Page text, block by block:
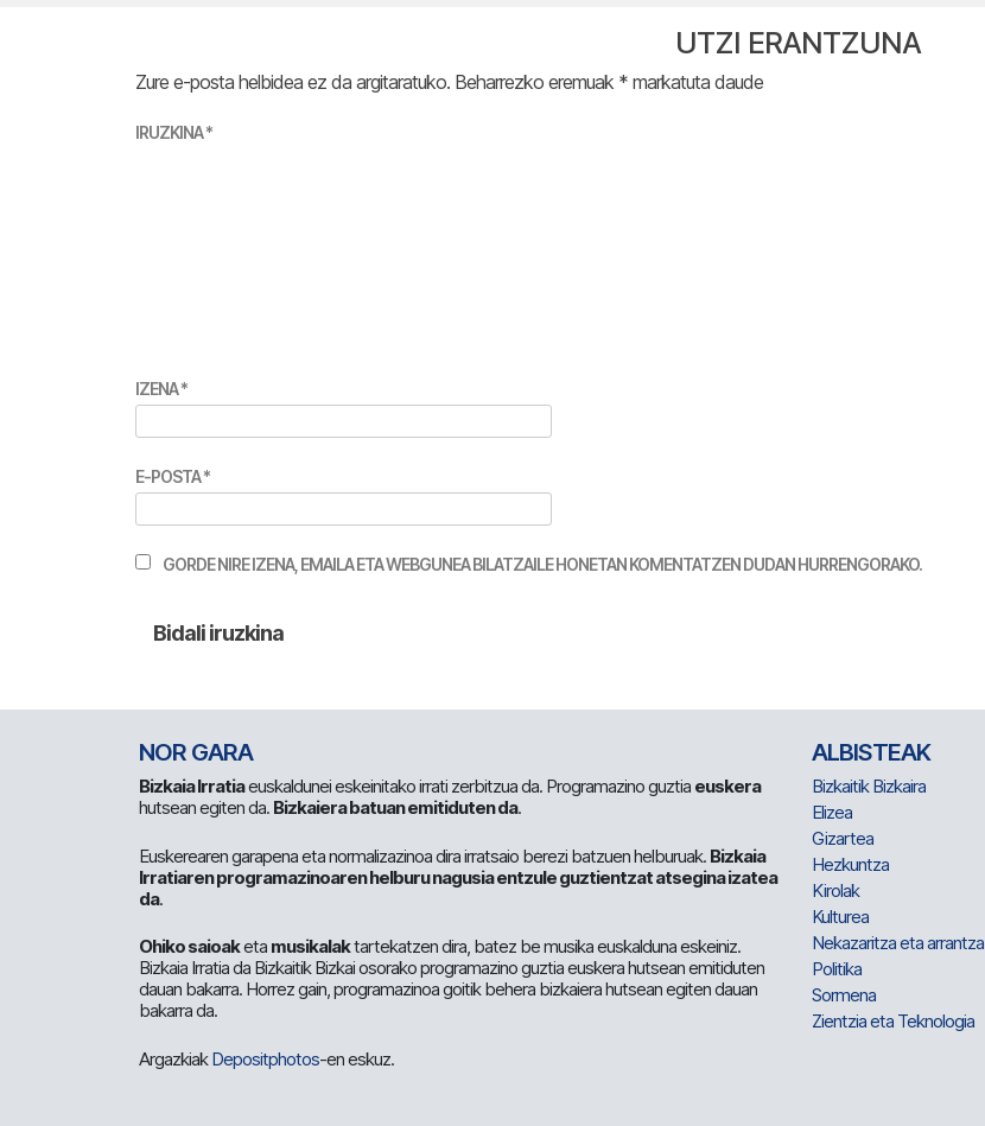
UTZI ERANTZUNA
Zure e-posta helbidea ez da argitaratuko. Beharrezko eremuak * markatuta daude
IRUZKINA*
IZENA*
E-POSTA*
GORDE NIRE IZENA, EMAILA ETA WEBGUNEA BILATZAILE HONETAN KOMENTATZEN DUDAN HURRENGORAKO.
NOR GARA
Bizkaia Irratiaeuskaldunei eskeinitako irrati zerbitzua da. Programazino guztia euskera
hutsean egiten da. Bizkaiera batuan emitiduten da.
Euskerearen garapena eta normalizazinoa dira irratsaio berezi batzuen helburuak. Bizkaia
Irratiaren programazinoaren helburu nagusia entzule guztientzat atsegina izatea
da.
Ohiko saioaketa musikalaktartekatzen dira, batez be musika euskalduna eskeiniz.
Bizkaia Irratia da Bizkaitik Bizkai osorako programazino guztia euskera hutsean emitiduten
dauan bakarra. Horrez gain, programazinoa goitik behera bizkaiera hutsean egiten dauan
bakarra da.
ArgazkiakDepositphotos-en eskuz.
ALBISTEAK
Bizkaitik Bizkaira
Elizea
Gizartea
Hezkuntza
Kirolak
Kulturea
Nekazaritza eta arrantza
Politika
Sormena
Zientzia eta Teknologia